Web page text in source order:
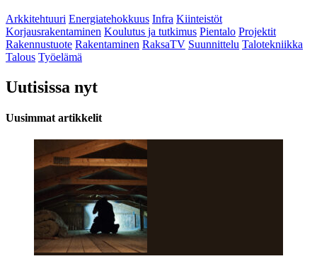
Arkkitehtuuri Energiatehokkuus Infra Kiinteistöt
Korjausrakentaminen Koulutus ja tutkimus Pientalo Projektit
Rakennustuote Rakentaminen RaksaTV Suunnittelu Talotekniikka
Talous Työelämä
Uutisissa nyt
Uusimmat artikkelit